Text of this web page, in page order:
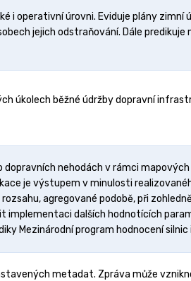
i operativní úrovni. Eviduje plány
jejich odstraňování. Dále
úkolech běžné údržby dopravní
nehodách v rámci
je výstupem v minulosti
agregované podobě, při
implementaci dalších hodnotících
Mezinárodní program hodnocení silnic
metadat. Zpráva může